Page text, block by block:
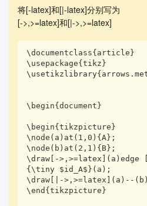
将[-latex]和[|-latex]分别写为
[->,>=latex]和[|->,>=latex]
\documentclass{article}
\usepackage{tikz}
\begin{document}
\begin{tikzpicture}
\node(a)at(1,0){A};
\node(b)at(2,1){B};
\draw[-
{\tiny $id_A$}(a);
\draw[|->,>=latex](a)--
\end{tikzpicture}